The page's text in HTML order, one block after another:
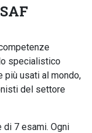
specialistico
usati al mondo,
del settore
7 esami. Ogni